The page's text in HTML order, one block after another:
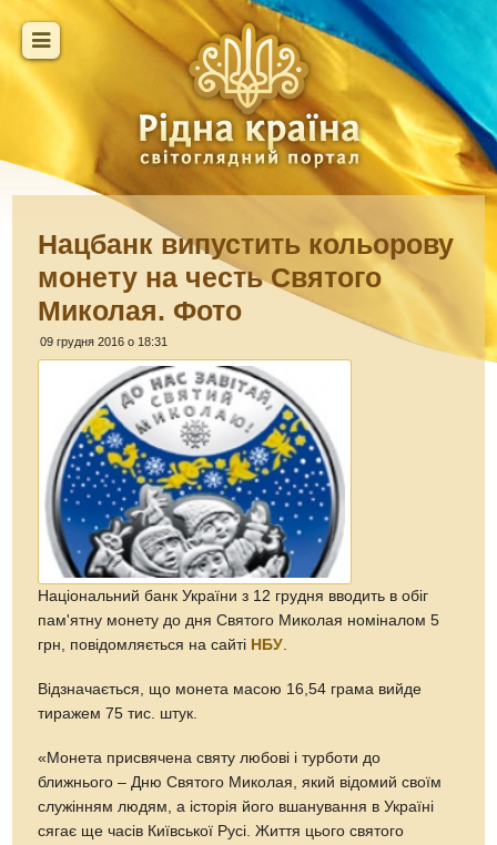
Нацбанк випустить кольорову
монету на честь Святого
Миколая. Фото
09 грудня 2016 о 18:31
Національний банк України з 12 грудня вводить в обіг
пам'ятну монету до дня Святого Миколая номіналом 5
грн, повідомляється на сайті НБУ
Відзначається, що монета масою 16,54 грама вийде
тиражем 75 тис. штук.
«Монета присвячена святу любові і турботи до
ближнього – Дню Святого Миколая, який відомий своїм
служінням людям, а історія його вшанування в Україні
сягає ще часів Київської Русі. Життя цього святого